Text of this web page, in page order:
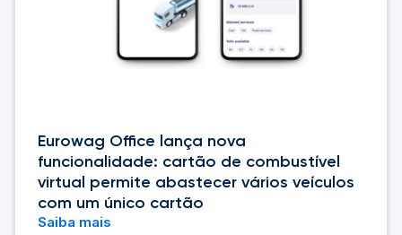
Eurowag Office lança nova
funcionalidade: cartão de combustível
virtual permite abastecer vários veículos
com um único cartão
Saiba mais